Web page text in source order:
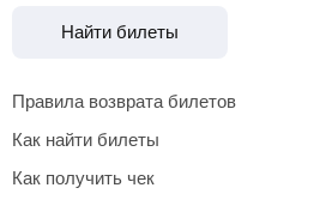
Найти билеты
Правила возврата билетов
Как найти билеты
Как получить чек